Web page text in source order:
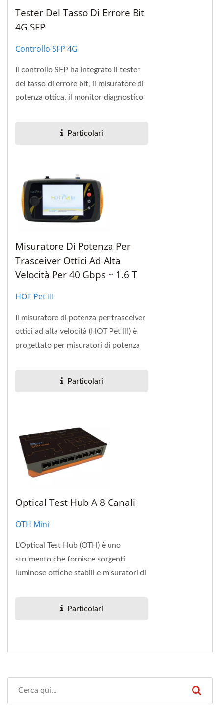
Tester Del Tasso Di Errore Bit
4G SFP
Controllo SFP 4G
Il controllo SFP ha integrato il tester
del tasso di errore bit, il misuratore di
potenza ottica, il monitor diagnostico
Particolari
Misuratore Di Potenza Per
Trasceiver Ottici Ad Alta
Velocità Per 40 Gbps ~ 1.6 T
HOT Pet III
Il misuratore di potenza per trasceiver
ottici ad alta velocità (HOT Pet III) è
progettato per misuratori di potenza
Particolari
Optical Test Hub A 8 Canali
OTH Mini
L'Optical Test Hub (OTH) è uno
strumento che fornisce sorgenti
luminose ottiche stabili e misuratori di
Particolari